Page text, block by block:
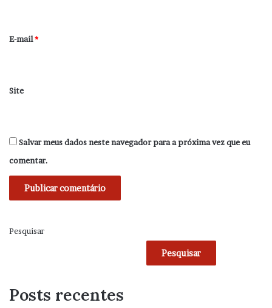
*
E-mail*
Site
Salvar meus dados neste navegador para a próxima vez que eu
comentar.
Pesquisar
Pesquisar
Posts recentes